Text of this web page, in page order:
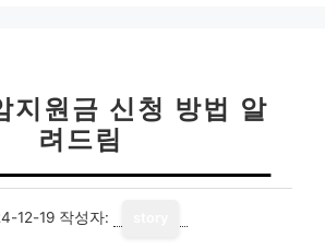
지원금 신청 방법 알
려드림
12-19 작성자: